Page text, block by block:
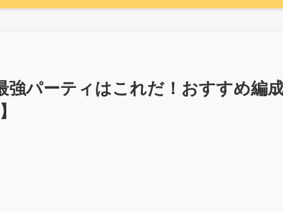
強パーティはこれだ！おすすめ編